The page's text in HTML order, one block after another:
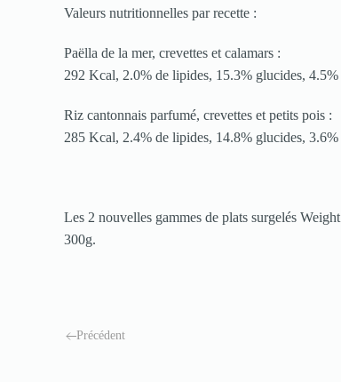
Valeurs nutritionnelles par recette :
Paëlla de la mer, crevettes et calamars :
292 Kcal, 2.0% de lipides, 15.3% glucides,
Riz cantonnais parfumé, crevettes et petits pois :
285 Kcal, 2.4% de lipides, 14.8% glucides,
Les 2 nouvelles gammes de plats surgelés
300g.
Précédent